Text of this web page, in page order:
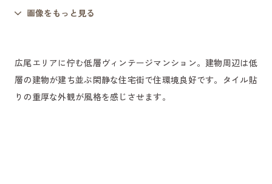
画像をもっと見る
広尾エリアに佇む低層ヴィンテージマンション。建物周辺は低
層の建物が建ち並ぶ閑静な住宅街で住環境良好です。タイル貼
りの重厚な外観が風格を感じさせます。